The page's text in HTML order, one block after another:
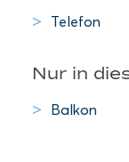
Telefon
Nur in
Balkon